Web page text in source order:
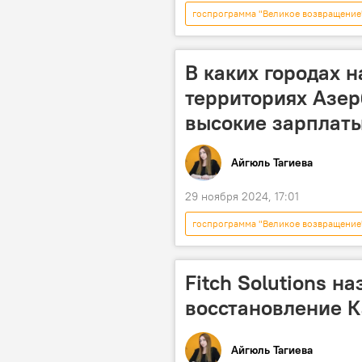
госпрограмма "Великое
Госкомстат Азербайджана
замминистра труда и социальной
Вынужденные переселенцы
В каких городах
территориях
высокие
Айгюль Тагиева
29 ноября 2024, 17:01
госпрограмма "Великое
Восточный Зангезур
Fitch Solutions
восстановление
Айгюль Тагиева